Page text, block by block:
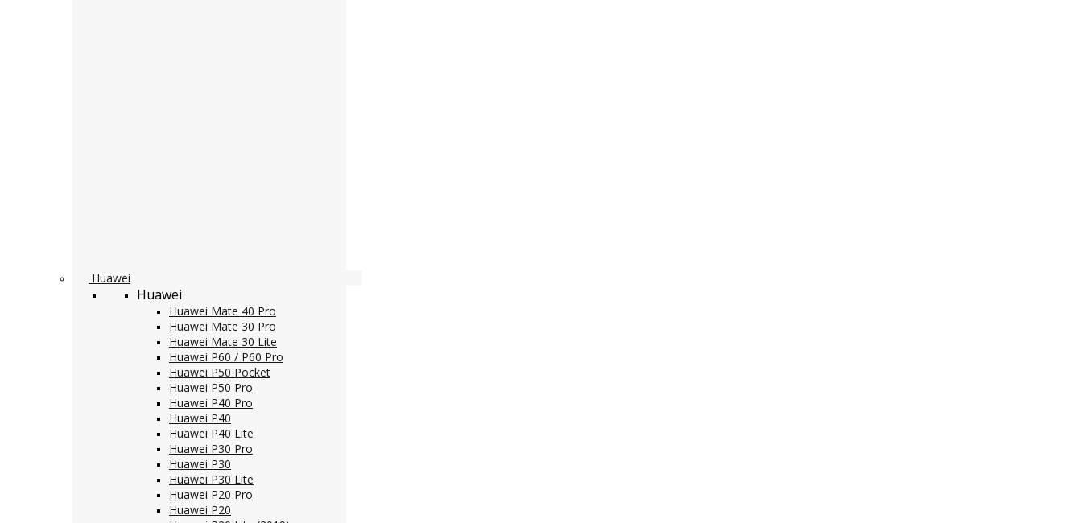
Huawei
Huawei
Huawei Mate 40 Pro
Huawei Mate 30 Pro
Huawei Mate 30 Lite
Huawei P60 / P60 Pro
Huawei P50 Pocket
Huawei P50 Pro
Huawei P40 Pro
Huawei P40
Huawei P40 Lite
Huawei P30 Pro
Huawei P30
Huawei P30 Lite
Huawei P20 Pro
Huawei P20